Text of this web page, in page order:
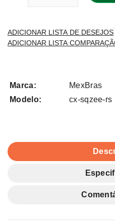
ADICIONAR LISTA DE DESEJOS
ADICIONAR LISTA
Marca:
MexBras
Modelo:
cx-sqzee-rs